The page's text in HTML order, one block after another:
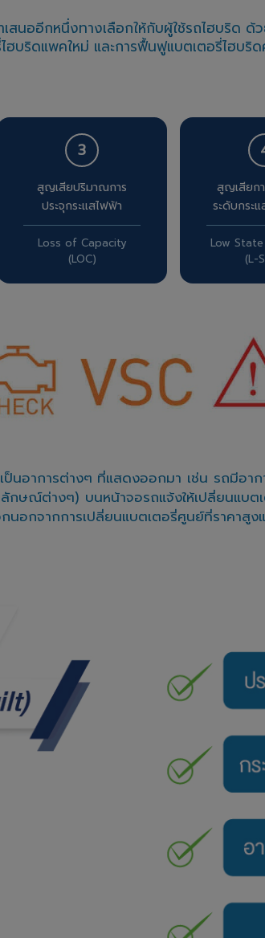
นออีกหนึ่งทางเลือกให้กับผู้ใช้รถไฮบริด ด้
บริดแพคใหม่ และการฟื้นฟูแบตเตอรี่ไฮบ
3
สูญเสียปริมาณการ
ประจุกระแสไฟฟ้า
Loss of Capacity
(LOC)
สูญเสียก
ระดับกระ
Low
(L-
นอาการต่างๆ ที่แสดงออกมา เช่น รถมีอา
ณ์ต่างๆ) บนหน้าจอรถแจ้งให้เปลี่ยนแบต
อกจากการเปลี่ยนแบตเตอรี่ศูนย์ที่ราคาสู